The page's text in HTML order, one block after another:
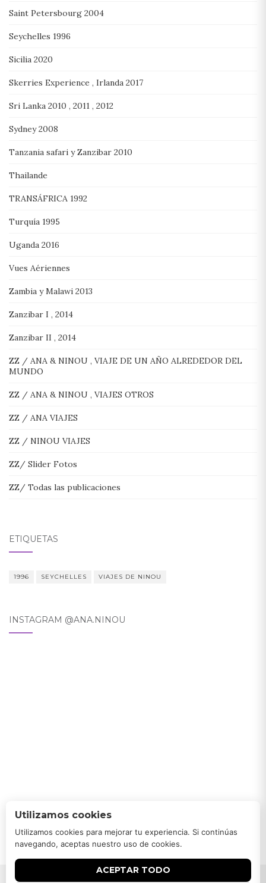
Saint Petersbourg 2004
Seychelles 1996
Sicilia 2020
Skerries Experience , Irlanda 2017
Sri Lanka 2010 , 2011 , 2012
Sydney 2008
Tanzania safari y Zanzibar 2010
Thailande
TRANSÁFRICA 1992
Turquía 1995
Uganda 2016
Vues Aériennes
Zambia y Malawi 2013
Zanzibar I , 2014
Zanzibar II , 2014
ZZ / ANA & NINOU , VIAJE DE UN AÑO ALREDEDOR DEL
MUNDO
ZZ / ANA & NINOU , VIAJES OTROS
ZZ / ANA VIAJES
ZZ / NINOU VIAJES
ZZ/ Slider Fotos
ZZ/ Todas las publicaciones
ETIQUETAS
1996 SEYCHELLES VIAJES DE NINOU
INSTAGRAM @ANA.NINOU
Utilizamos cookies
Utilizamos cookies para mejorar tu experiencia. Si continúas
navegando, aceptas nuestro uso de cookies.
ACEPTAR TODO